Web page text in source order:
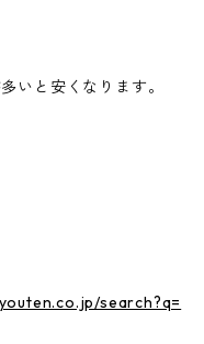
と安くなります。
search?q=